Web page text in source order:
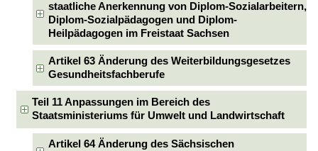
staatliche Anerkennung von Diplom-Sozialarbeitern,
Diplom-Sozialpädagogen und Diplom-
Heilpädagogen im Freistaat Sachsen
Artikel 63 Änderung des Weiterbildungsgesetzes
Gesundheitsfachberufe
Teil 11 Anpassungen im Bereich des
Staatsministeriums für Umwelt und Landwirtschaft
Artikel 64 Änderung des Sächsischen